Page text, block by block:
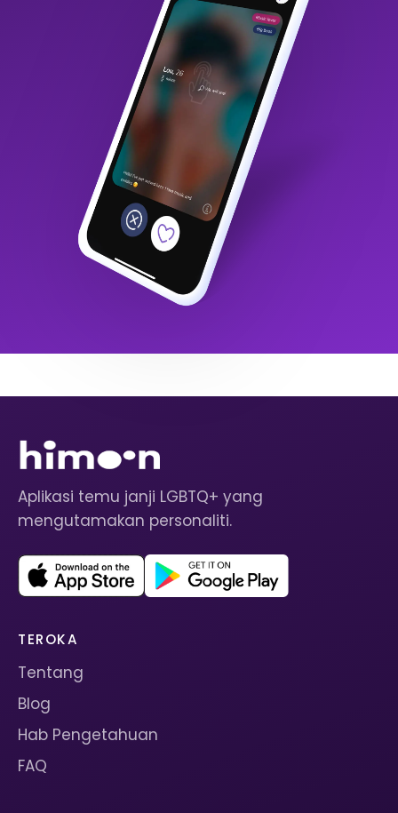
Aplikasi temu janji LGBTQ+ yang
mengutamakan personaliti.
TEROKA
Tentang
Blog
Hab Pengetahuan
FAQ